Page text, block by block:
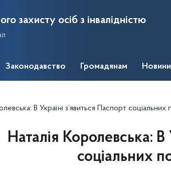
захисту осіб з інвалідністю
Законодавство Громадянам Новини
В Україні з’явиться Паспорт соціальних
Наталія Королевська: В
соціальних